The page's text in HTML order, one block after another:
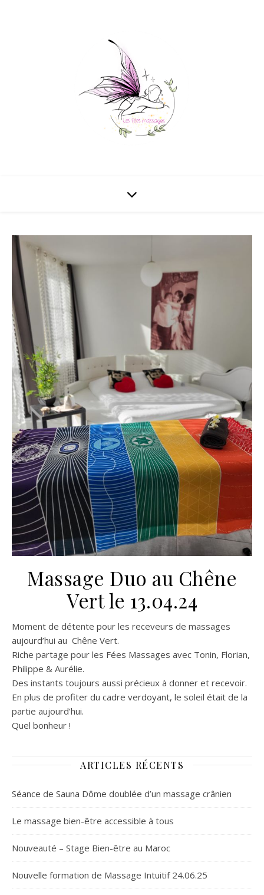
Massage Duo au Chêne
Vert le 13.04.24
Moment de détente pour les receveurs de massages
aujourd’hui au Chêne Vert.
Riche partage pour les Fées Massages avec Tonin, Florian,
Philippe & Aurélie.
Des instants toujours aussi précieux à donner et recevoir.
En plus de profiter du cadre verdoyant, le soleil était de la
partie aujourd’hui.
Quel bonheur !
ARTICLES RÉCENTS
Séance de Sauna Dôme doublée d’un massage crânien
Le massage bien-être accessible à tous
Nouveauté – Stage Bien-être au Maroc
Nouvelle formation de Massage Intuitif 24.06.25